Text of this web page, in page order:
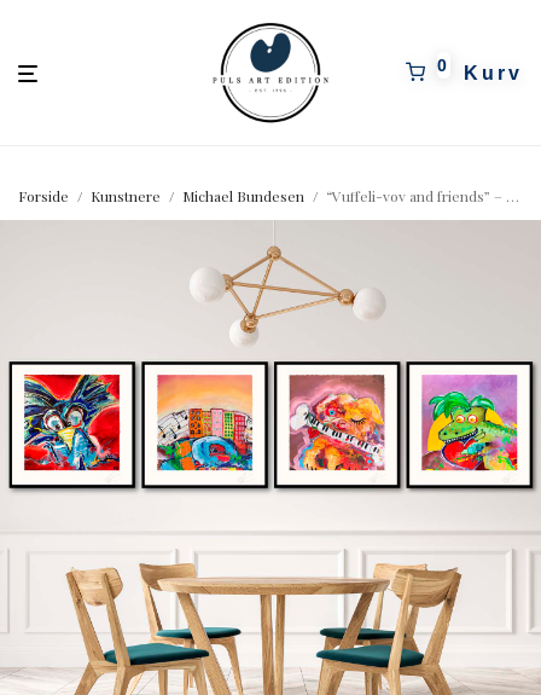
0
Forside / Kunstnere / Michael Bundesen / “Vuffeli-vov and friends” – Quadrologi af Michael Bundesen